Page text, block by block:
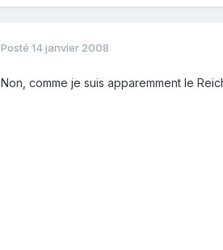
Posté 14 janvier 2008
Non, comme je suis apparemment le